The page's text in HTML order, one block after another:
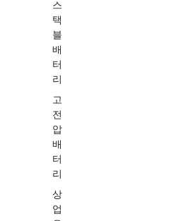
스
택
블
배
터
리
고
전
압
배
터
리
상
업